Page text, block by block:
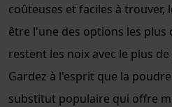
coûteuses et faciles à trouver,
être l'une des options les plus
restent les noix avec le plus
Gardez à l'esprit que la
substitut populaire qui offre